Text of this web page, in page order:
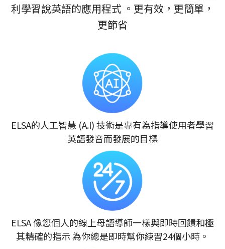
利學習說英語的應用程式 。更有效，更簡單，
更節省
ELSA的人工智慧 (A.I) 技術是專有為指導使用者學習
英語發音而發展的目標
ELSA 像您個人的線上母語導師一樣與即時回饋和極
其精確的指示 為你總是即時幫你練習24個小時。